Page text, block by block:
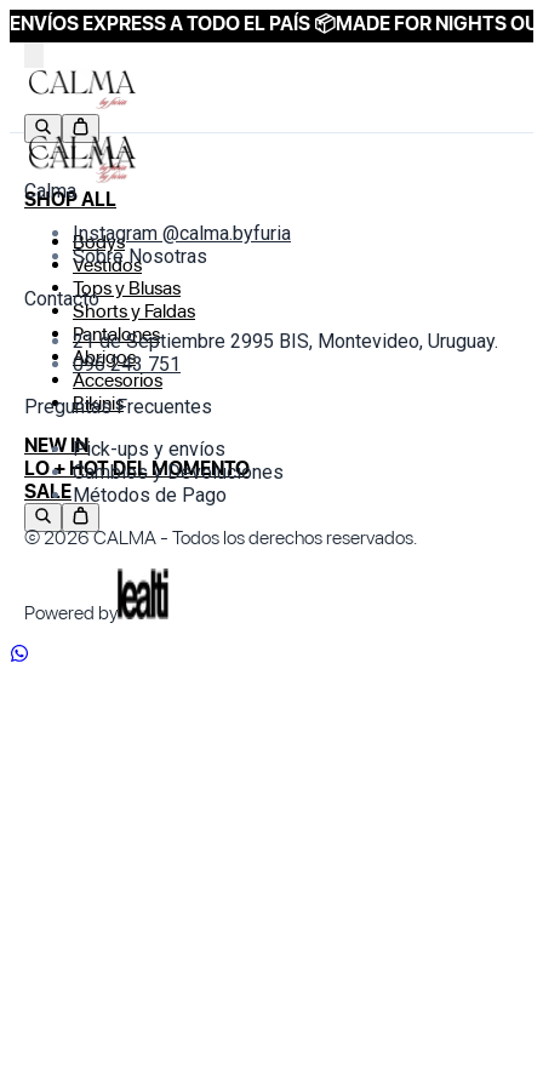
ENVÍOS EXPRESS A TODO EL PAÍS 📦MADE FOR NIGHTS
SHOP ALL
Bodys
Vestidos
Tops y Blusas
Shorts y Faldas
Pantalones
Abrigos
Accesorios
Bikinis
NEW IN
LO + HOT DEL MOMENTO
SALE
Calma
Instagram @calma.byfuria
Sobre Nosotras
Contacto
21 de Septiembre 2995 BIS, Montevideo, Uruguay.
096 243 751
Preguntas Frecuentes
Pick-ups y envíos
Cambios y Devoluciones
Métodos de Pago
© 2026CALMA- Todos los derechos reservados.
Powered by